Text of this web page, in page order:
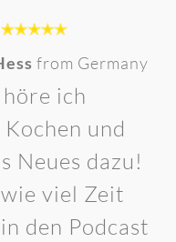
from Germany
ich
und
Neues dazu!
viel Zeit
den Podcast